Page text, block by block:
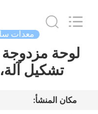
الصفحة
الرئيسية
منتجات
Equipment
معدات
لوحة مزدوجة
تشكيل
مكان المنشأ: